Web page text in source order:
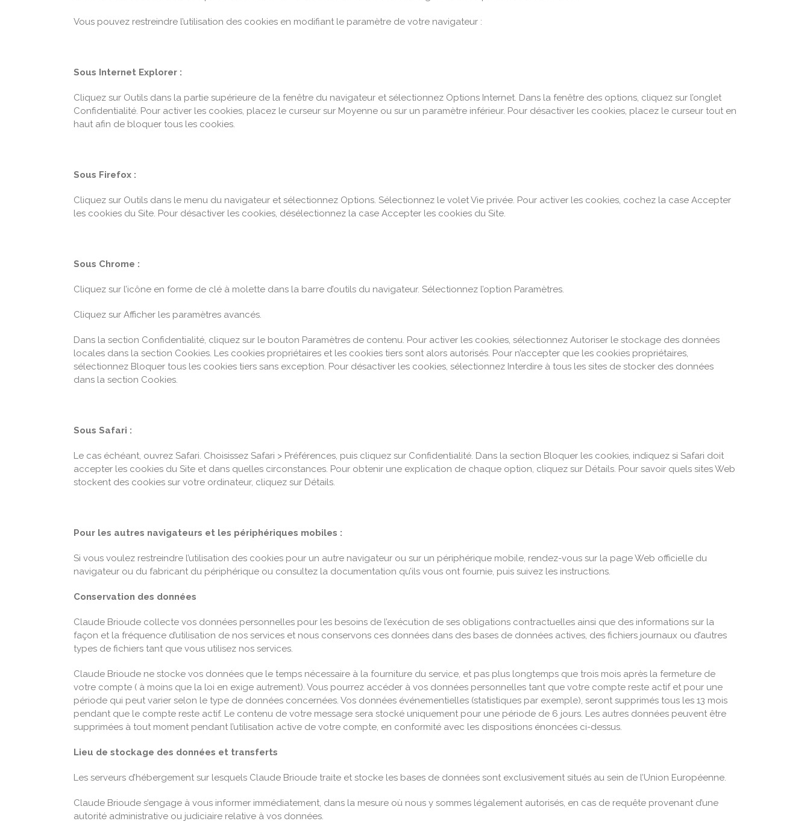
Vous pouvez restreindre l’utilisation des cookies en modifiant le paramètre de votre navigateur :
Sous Internet Explorer :
Cliquez sur Outils dans la partie supérieure de la fenêtre du navigateur et sélectionnez Options Internet. Dans la fenêtre des options, cliquez sur l’onglet
Confidentialité. Pour activer les cookies, placez le curseur sur Moyenne ou sur un paramètre inférieur. Pour désactiver les cookies, placez le curseur tout en
haut afin de bloquer tous les cookies.
Sous Firefox :
Cliquez sur Outils dans le menu du navigateur et sélectionnez Options. Sélectionnez le volet Vie privée. Pour activer les cookies, cochez la case Accepter
les cookies du Site. Pour désactiver les cookies, désélectionnez la case Accepter les cookies du Site.
Sous Chrome :
Cliquez sur l’icône en forme de clé à molette dans la barre d’outils du navigateur. Sélectionnez l’option Paramètres.
Cliquez sur Afficher les paramètres avancés.
Dans la section Confidentialité, cliquez sur le bouton Paramètres de contenu. Pour activer les cookies, sélectionnez Autoriser le stockage des données
locales dans la section Cookies. Les cookies propriétaires et les cookies tiers sont alors autorisés. Pour n’accepter que les cookies propriétaires,
sélectionnez Bloquer tous les cookies tiers sans exception. Pour désactiver les cookies, sélectionnez Interdire à tous les sites de stocker des données
dans la section Cookies.
Sous Safari :
Le cas échéant, ouvrez Safari. Choisissez Safari > Préférences, puis cliquez sur Confidentialité. Dans la section Bloquer les cookies, indiquez si Safari doit
accepter les cookies du Site et dans quelles circonstances. Pour obtenir une explication de chaque option, cliquez sur Détails. Pour savoir quels sites Web
stockent des cookies sur votre ordinateur, cliquez sur Détails.
Pour les autres navigateurs et les périphériques mobiles :
Si vous voulez restreindre l’utilisation des cookies pour un autre navigateur ou sur un périphérique mobile, rendez-vous sur la page Web officielle du
navigateur ou du fabricant du périphérique ou consultez la documentation qu’ils vous ont fournie, puis suivez les instructions.
Conservation des données
Claude Brioude collecte vos données personnelles pour les besoins de l’exécution de ses obligations contractuelles ainsi que des informations sur la
façon et la fréquence d’utilisation de nos services et nous conservons ces données dans des bases de données actives, des fichiers journaux ou d’autres
types de fichiers tant que vous utilisez nos services.
Claude Brioude ne stocke vos données que le temps nécessaire à la fourniture du service, et pas plus longtemps que trois mois après la fermeture de
votre compte ( à moins que la loi en exige autrement). Vous pourrez accéder à vos données personnelles tant que votre compte reste actif et pour une
période qui peut varier selon le type de données concernées. Vos données événementielles (statistiques par exemple), seront supprimés tous les 13 mois
pendant que le compte reste actif. Le contenu de votre message sera stocké uniquement pour une période de 6 jours. Les autres données peuvent être
supprimées à tout moment pendant l’utilisation active de votre compte, en conformité avec les dispositions énoncées ci-dessus.
Lieu de stockage des données et transferts
Les serveurs d’hébergement sur lesquels Claude Brioude traite et stocke les bases de données sont exclusivement situés au sein de l’Union Européenne.
Claude Brioude s’engage à vous informer immédiatement, dans la mesure où nous y sommes légalement autorisés, en cas de requête provenant d’une
autorité administrative ou judiciaire relative à vos données.